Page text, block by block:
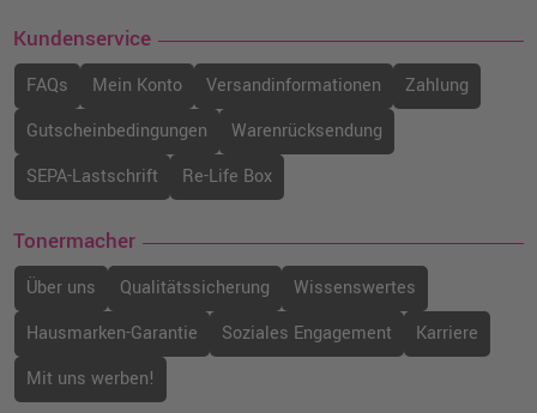
o. MwSt.120,16 €
142,99 €
inkl. MwSt. zzgl. Versand
shopping_cart
Lexmark C3220K0 Toner · Schwarz
96,98 €
inkl. MwSt.zzgl. Versand
shopping_cart
Lexmark C342XC0 Toner · Cyan
o. MwSt.194,11 €
inkl. MwSt.
Kundenservice
FAQs Mein Konto Versandinformationen
Zahlung
Gutscheinbedingungen
Warenrücksendung
SEPA-Lastschrift
Re-Life Box
Tonermacher
Über uns Qualitätssicherung
Wissenswertes
Hausmarken-Garantie
Soziales Engagement
Karriere
Mit uns werben!